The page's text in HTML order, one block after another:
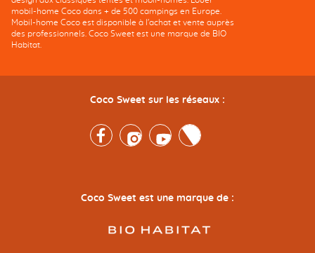
mobil-home Coco dans + de 500 campings en Europe.
Mobil-home Coco est disponible à l'achat et vente auprès
des professionnels. Coco Sweet est une marque de BIO
Habitat.
Coco Sweet sur les réseaux :
FacebookInstagramYoutubeTwitter
Coco Sweet est une marque de :